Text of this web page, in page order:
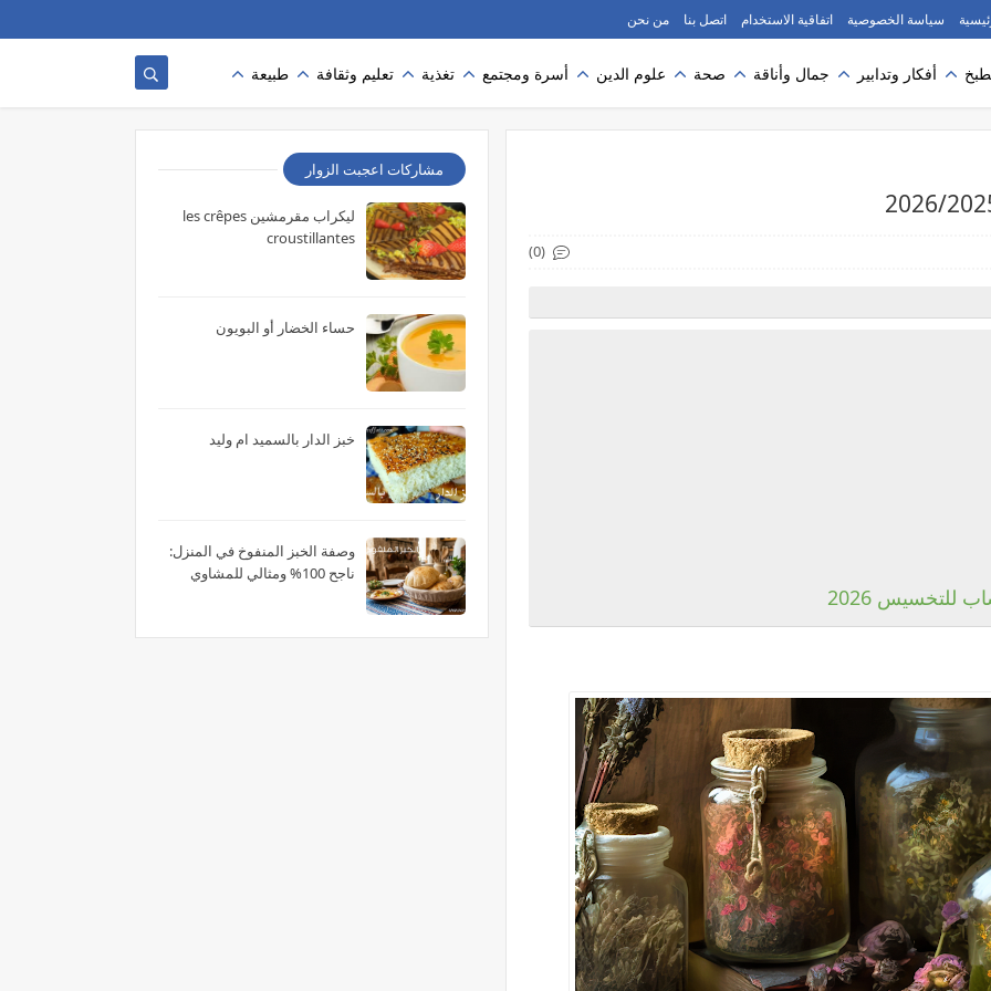
سياسة الخصوصية اتفاقية الاستخدام اتصل بنا من نحن
أفكار وتدابير جمال وأناقة صحة علوم الدين أسرة ومجتمع تغذية تعليم وثقافة طبيعة
(0)
للتخسيس 2026
مشاركات اعجبت الزوار
ليكراب مقرمشين les crêpes
croustillantes
حساء الخضار أو البويون
خبز الدار بالسميد ام وليد
وصفة الخبز المنفوخ في المنزل:
ناجح 100% ومثالي للمشاوي